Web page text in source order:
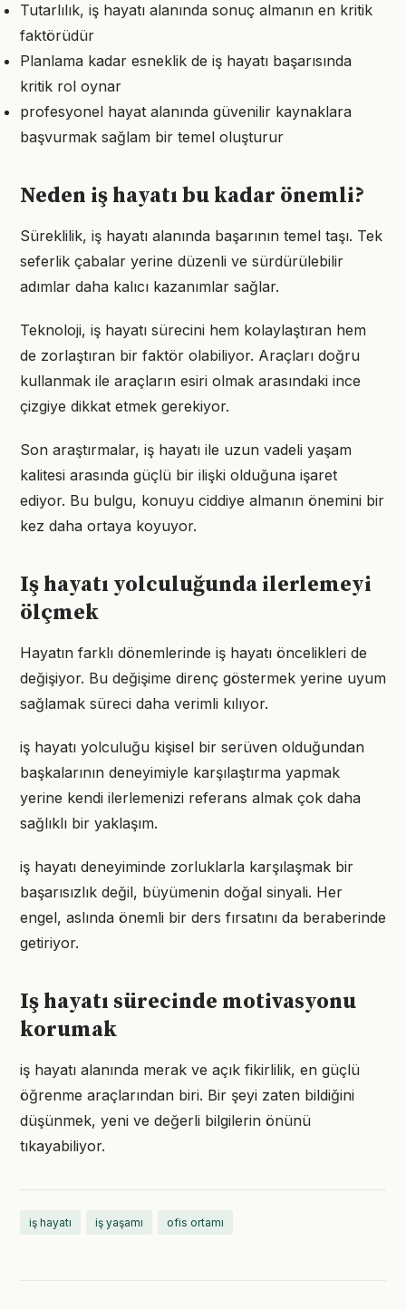
Tutarlılık, iş hayatı alanında sonuç almanın en kritik
faktörüdür
Planlama kadar esneklik de iş hayatı başarısında
kritik rol oynar
profesyonel hayat alanında güvenilir kaynaklara
başvurmak sağlam bir temel oluşturur
Neden iş hayatı bu kadar önemli?
Süreklilik, iş hayatı alanında başarının temel taşı. Tek
seferlik çabalar yerine düzenli ve sürdürülebilir
adımlar daha kalıcı kazanımlar sağlar.
Teknoloji, iş hayatı sürecini hem kolaylaştıran hem
de zorlaştıran bir faktör olabiliyor. Araçları doğru
kullanmak ile araçların esiri olmak arasındaki ince
çizgiye dikkat etmek gerekiyor.
Son araştırmalar, iş hayatı ile uzun vadeli yaşam
kalitesi arasında güçlü bir ilişki olduğuna işaret
ediyor. Bu bulgu, konuyu ciddiye almanın önemini bir
kez daha ortaya koyuyor.
Iş hayatı yolculuğunda ilerlemeyi
ölçmek
Hayatın farklı dönemlerinde iş hayatı öncelikleri de
değişiyor. Bu değişime direnç göstermek yerine uyum
sağlamak süreci daha verimli kılıyor.
iş hayatı yolculuğu kişisel bir serüven olduğundan
başkalarının deneyimiyle karşılaştırma yapmak
yerine kendi ilerlemenizi referans almak çok daha
sağlıklı bir yaklaşım.
iş hayatı deneyiminde zorluklarla karşılaşmak bir
başarısızlık değil, büyümenin doğal sinyali. Her
engel, aslında önemli bir ders fırsatını da beraberinde
getiriyor.
Iş hayatı sürecinde motivasyonu
korumak
iş hayatı alanında merak ve açık fikirlilik, en güçlü
öğrenme araçlarından biri. Bir şeyi zaten bildiğini
düşünmek, yeni ve değerli bilgilerin önünü
tıkayabiliyor.
iş hayatı iş yaşamı ofis ortamı